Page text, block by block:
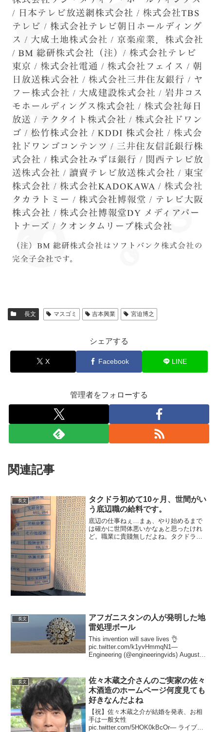
長文 マスゴミ 吉本興業 宮迫博之
シェアする
X Facebook LINE
管理者をフォローする
関連記事
長文
タクドラ初めて10ヶ月、世間がい
う底辺職の給料です。
底辺の仕事ねぇ…まぁ、やり始めるまで
は確かに世間体悪いかなぁと思ったけれ
ど。職業に貴賤無しだよね。タクドラ初
長文
アフガニスタンの人が発明した地
雷処理ボール
This invention will save lives 👌
pic.twitter.com/k1yvHmmqN1—
Engineering (@engineeringvids) August
長文
佐々木蔵之介さんのご実家の佐々
木酒造のホームページ何度見ても
好きなんだよね
【祝】佐々木蔵之介が結婚を発表、お相
手は一般女性
pic.twitter.com/5HOK0kBcOr— ライブド